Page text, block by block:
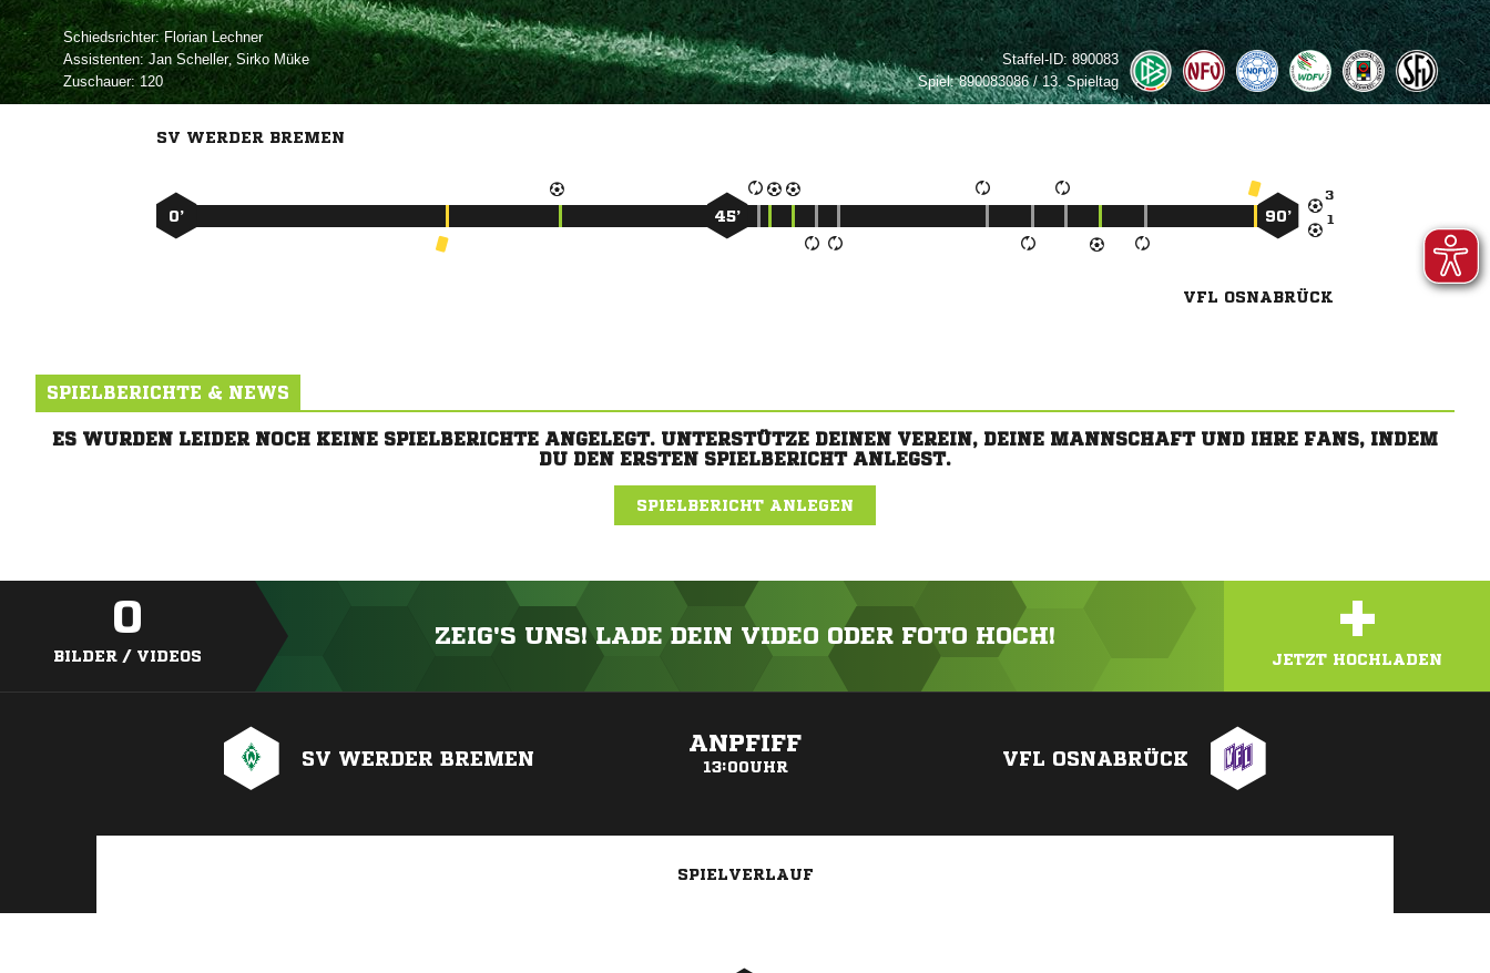
Schiedsrichter: 
Assistenten: ,  
Zuschauer:120
Staffel-ID: 890083
Spiel:890083086 / 13. Spieltag
SV WERDER BREMEN


0’ 45’ 90’
VFL OSNABRÜCK
SPIELBERICHTE & NEWS
ES WURDEN LEIDER NOCH KEINE SPIELBERICHTE ANGELEGT. UNTERSTÜTZE DEINEN VEREIN, DEINE MANNSCHAFT UND IHRE FANS, INDEM
DU DEN ERSTEN SPIELBERICHT ANLEGST.
SPIELBERICHT ANLEGEN
0
BILDER / VIDEOS
ZEIG'S UNS! LADE DEIN VIDEO ODER FOTO HOCH! +
JETZT HOCHLADEN
SV WERDER BREMEN
ANPFIFF
13:00UHR VFL OSNABRÜCK
SPIELVERLAUF